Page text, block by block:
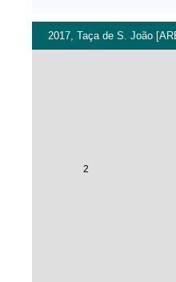
2017, Taça de S. João
2